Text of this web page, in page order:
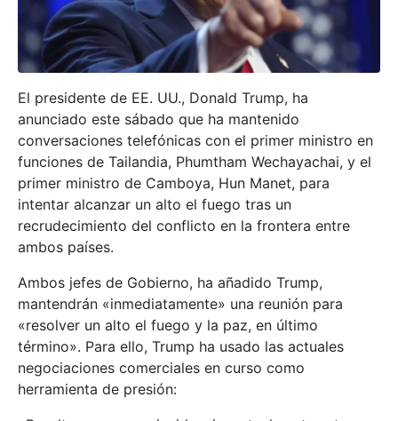
El presidente de EE. UU., Donald Trump, ha
anunciado este sábado que ha mantenido
conversaciones telefónicas con el primer ministro en
funciones de Tailandia, Phumtham Wechayachai, y el
primer ministro de Camboya, Hun Manet, para
intentar alcanzar un alto el fuego tras un
recrudecimiento del conflicto en la frontera entre
ambos países.
Ambos jefes de Gobierno, ha añadido Trump,
mantendrán «inmediatamente» una reunión para
«resolver un alto el fuego y la paz, en último
término». Para ello, Trump ha usado las actuales
negociaciones comerciales en curso como
herramienta de presión: